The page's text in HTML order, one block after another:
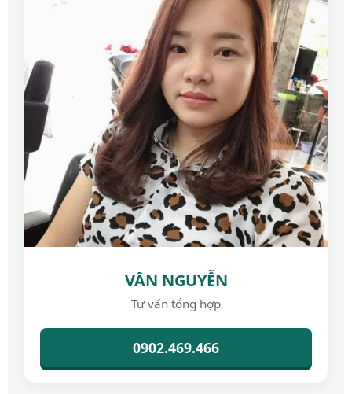
VÂN NGUYỄN
Tư vấn tổng hợp
0902.469.466